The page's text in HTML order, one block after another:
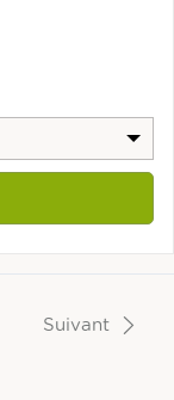
Suivant